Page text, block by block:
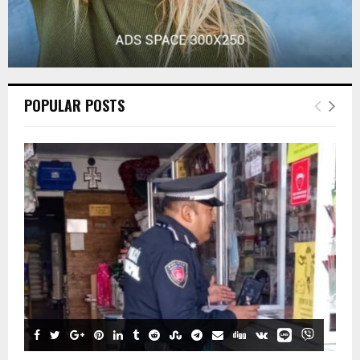
POPULAR POSTS